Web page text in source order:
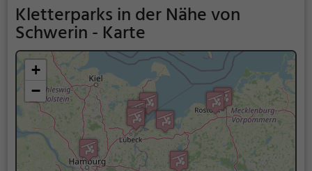
Kletterparks in der Nähe von
Schwerin - Karte
+
−